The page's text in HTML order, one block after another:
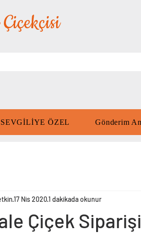
SEVGİLİYE ÖZEL Gönderim
Çiçek
17 Nis 20201 dakikada okunur